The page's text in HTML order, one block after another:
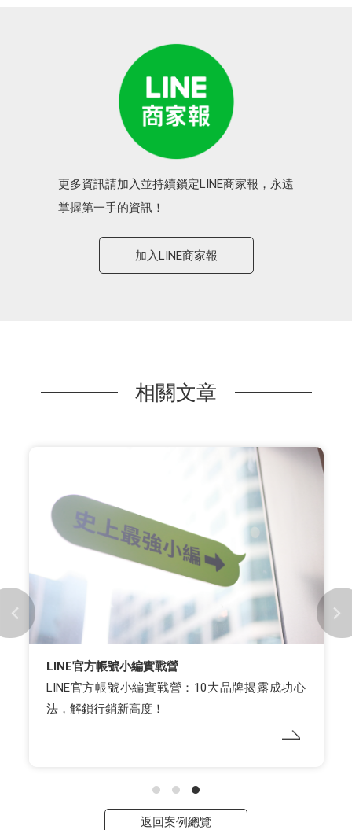
更多資訊請加入並持續鎖定LINE商家報，永遠
掌握第一手的資訊！
加入LINE商家報
相關文章
LINE官方帳號小編實戰營
LINE官方帳號小編實戰營：10大品牌揭露成功心
法，解鎖行銷新高度！
返回案例總覽